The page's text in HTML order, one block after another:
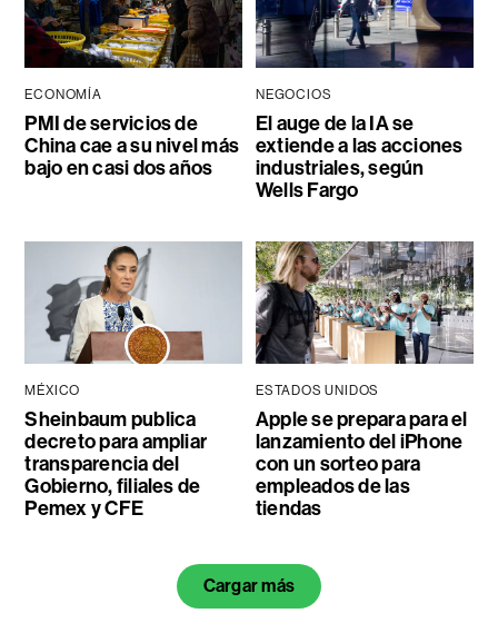
ECONOMÍA
PMI de servicios de
China cae a su nivel más
bajo en casi dos años
NEGOCIOS
El auge de la IA se
extiende a las acciones
industriales, según
Wells Fargo
MÉXICO
Sheinbaum publica
decreto para ampliar
transparencia del
Gobierno, filiales de
Pemex y CFE
ESTADOS UNIDOS
Apple se prepara para el
lanzamiento del iPhone
con un sorteo para
empleados de las
tiendas
Cargar más